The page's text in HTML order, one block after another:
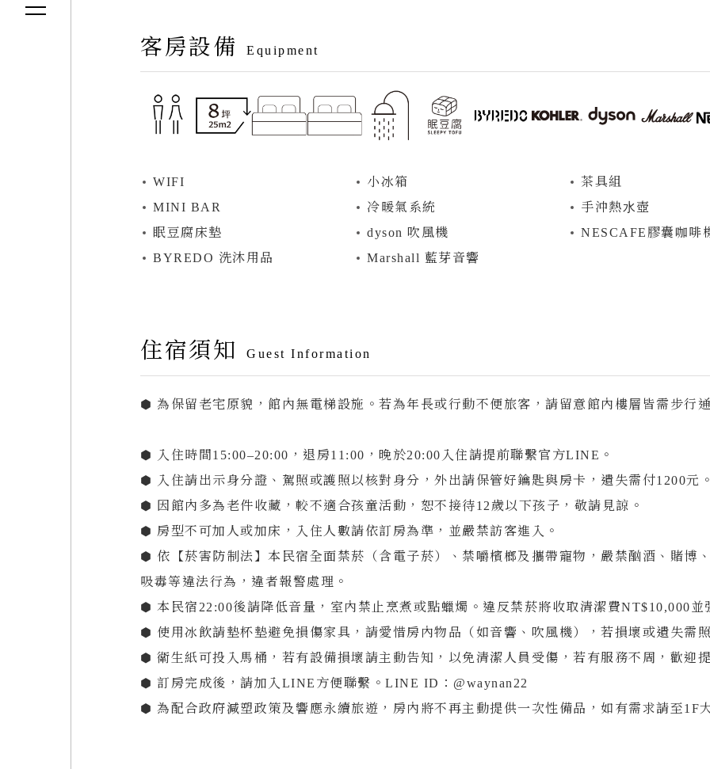
Access
Open Time
09:00-20:00
Phone 06-2225483
客房設備 Equipment
WIFI ⼩冰箱 茶具組
MINI BAR
冷暖氣系統 ⼿沖熱⽔壺
眠豆腐床墊
dyson 吹風機 NESCAFE膠囊咖啡
BYREDO 洗沐用品
Marshall 藍芽音響
住宿須知 Guest Information
⬢ 為保留老宅原貌，館內無電梯設施。若為年長或行動不便旅客，請留意館內樓層皆需步行通
⬢ 入住時間15:00–20:00，退房11:00，晚於20:00入住請提前聯繫官方LINE。
⬢ 入住請出示身分證、駕照或護照以核對身分，外出請保管好鑰匙與房卡，遺失需付1200元。
⬢ 因館內多為老件收藏，較不適合孩童活動，恕不接待12歲以下孩子，敬請見諒。
⬢ 房型不可加人或加床，入住人數請依訂房為準，並嚴禁訪客進入。
⬢ 依【菸害防制法】本民宿全面禁菸（含電子菸）、禁嚼檳榔及攜帶寵物，嚴禁酗酒、賭博、
吸毒等違法行為，違者報警處理。
⬢ 本民宿22:00後請降低音量，室內禁止烹煮或點蠟燭。違反禁菸將收取清潔費NT$10,000並
⬢ 使用冰飲請墊杯墊避免損傷家具，請愛惜房內物品（如音響、吹風機），若損壞或遺失需
⬢ 衛生紙可投入馬桶，若有設備損壞請主動告知，以免清潔人員受傷，若有服務不周，歡迎
⬢ 訂房完成後，請加入LINE方便聯繫。LINE ID：@waynan22
⬢ 為配合政府減塑政策及響應永續旅遊，房內將不再主動提供一次性備品，如有需求請至1F